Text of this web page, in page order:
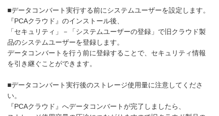
■データコンバート実行する前にシステムユーザーを設定します。
『PCAクラウド』のインストール後、
「セキュリティ」－「システムユーザーの登録」で旧クラウド製
品のシステムユーザーを登録します。
データコンバートを行う前に登録することで、セキュリティ情報
を引き継ぐことができます。
■データコンバート実行後のストレージ使用量に注意してくださ
い。
『PCAクラウド』へデータコンバートが完了しましたら、